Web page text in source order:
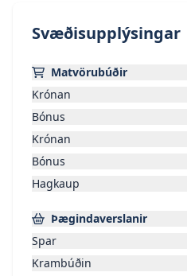
Svæðisupplýsingar
Matvörubúðir
Krónan
Bónus
Krónan
Bónus
Hagkaup
Þægindaverslanir
Spar
Krambúðin